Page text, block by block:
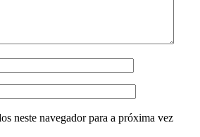
neste navegador para a próxima vez